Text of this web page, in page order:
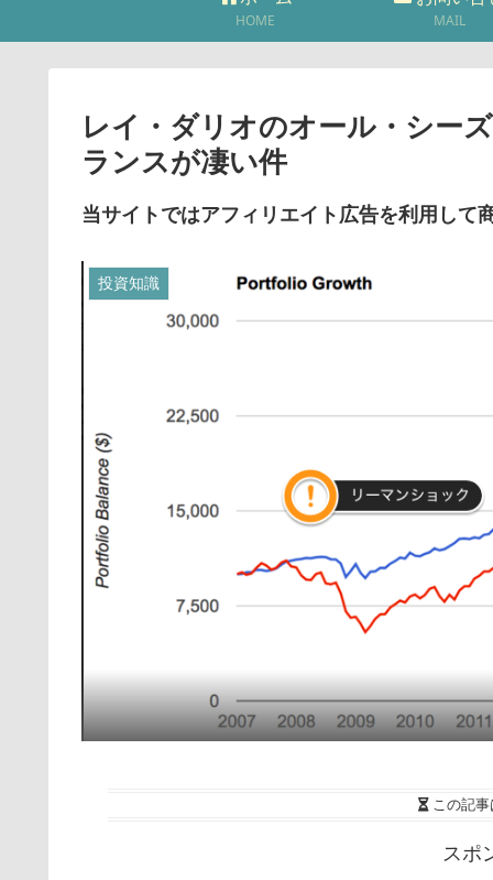
HOME
MAIL
レイ・ダリオのオール・シー
ランスが凄い件
当サイトではアフィリエイト広告を利用して
投資知識
この記事
スポ